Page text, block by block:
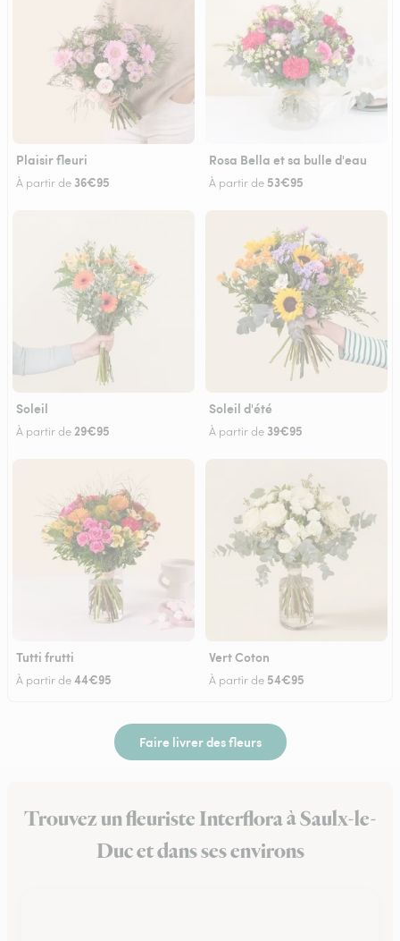
Plaisir fleuri
À partir de 36€95
Rosa Bella et sa bulle d'eau
À partir de 53€95
Soleil
À partir de 29€95
Soleil d'été
À partir de 39€95
Tutti frutti
À partir de44€95
Vert Coton
À partir de 54€95
Faire livrer des fleurs
Trouvez un fleuriste Interflora à Saulx-le-
Duc et dans ses environs